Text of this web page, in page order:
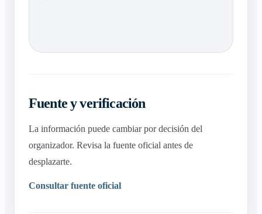
Fuente y verificación
La información puede cambiar por decisión del
organizador. Revisa la fuente oficial antes de
desplazarte.
Consultar fuente oficial